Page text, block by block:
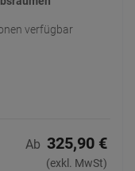
verfügbar
Ab 325,90 €
(exkl. MwSt)